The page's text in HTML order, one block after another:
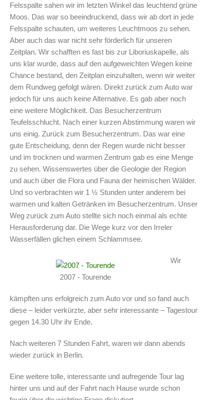
Felsspalte sahen wir im letzten Winkel das leuchtend grüne
Moos. Das war so beeindruckend, dass wir ab dort in jede
Felsspalte schauten, um weiteres Leuchtmoos zu sehen.
Aber auch das war nicht sehr förderlich für unseren
Zeitplan. Wir schafften es fast bis zur Liboriuskapelle, als
uns klar wurde, dass auf den aufgeweichten Wegen keine
Chance bestand, den Zeitplan einzuhalten, wenn wir weiter
dem Rundweg gefolgt wären. Direkt zurück zum Auto war
jedoch für uns auch keine Alternative. Es gab aber noch
eine weitere Möglichkeit. Das Besucherzentrum
Teufelsschlucht. Nach einer kurzen Abstimmung waren wir
uns einig. Zurück zum Besucherzentrum. Das war eine
gute Entscheidung, denn der Regen wurde nicht besser
und im trocknen und warmen Zentrum gab es eine Menge
zu sehen. Wissenswertes über die Geologie der Region
und auch über die Flora und Fauna der heimischen Wälder.
Und so verbrachten wir 1 ½ Stunden unter anderem bei
warmen und kalten Getränken im Besucherzentrum. Unser
Weg zurück zum Auto stellte sich noch einmal als echte
Herausforderung dar. Die Wege kurz vor den Irreler
Wasserfällen glichen einem Schlammsee.
2007 - Tourende
Wir
kämpften uns erfolgreich zum Auto vor und so fand auch
diese – leider verkürzte, aber sehr interessante – Tagestour
gegen 14.30 Uhr ihr Ende.
Nach weiteren 7 Stunden Fahrt, waren wir dann abends
wieder zurück in Berlin.
Eine weitere tolle, interessante und aufregende Tour lag
hinter uns und auf der Fahrt nach Hause wurde schon